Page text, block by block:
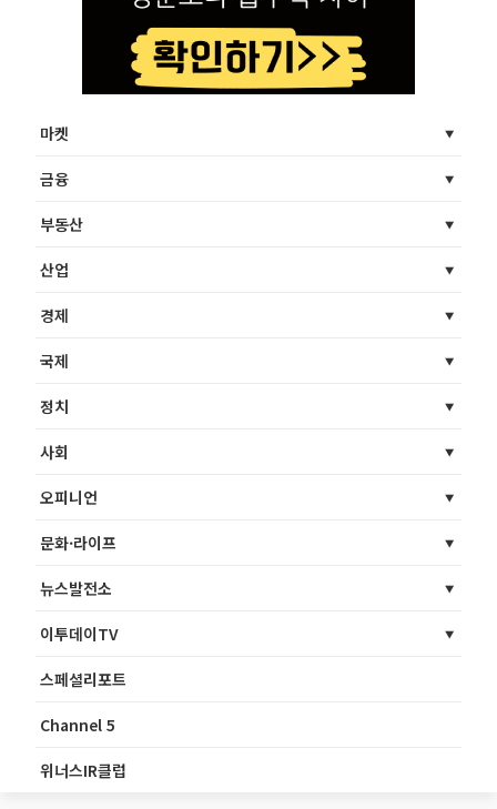
마켓
금융
부동산
산업
경제
국제
정치
사회
오피니언
문화·라이프
뉴스발전소
이투데이TV
스페셜리포트
Channel 5
위너스IR클럽